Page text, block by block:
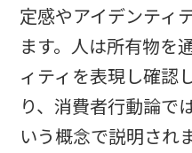
定感やアイデンティ
ます。人は所有物を
ィティを表現し確認
り、消費者行動論で
いう概念で説明され